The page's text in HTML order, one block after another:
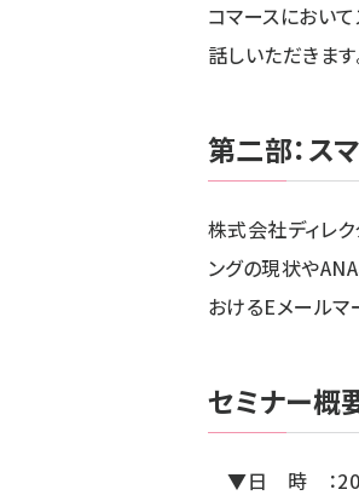
コマースにおい
話しいただきます
第二部：ス
株式会社ディレ
ングの現状や
おけるEメールマ
セミナー概
▼日 時 ：